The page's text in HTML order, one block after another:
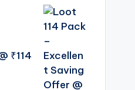
₹114